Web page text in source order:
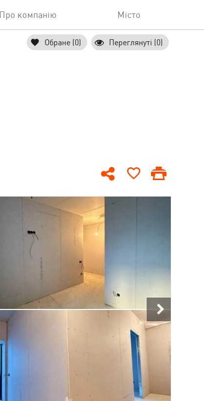
Про компанію Місто
Обране (0) Переглянуті (0)